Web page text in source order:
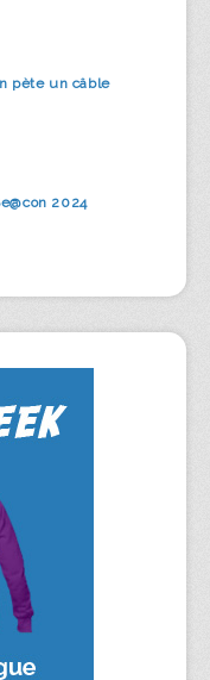
pète un câble
2024